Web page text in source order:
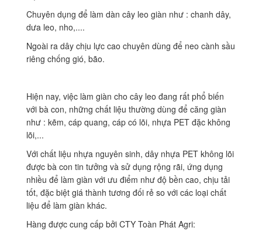
Chuyên dụng để làm dàn cây leo giàn như : chanh dây,
dưa leo, nho,....
Ngoài ra dây chịu lực cao chuyên dùng để neo cành sầu
riêng chống gió, bão.
Hiện nay, việc làm giàn cho cây leo đang rất phổ biến
với bà con, những chất liệu thường dùng để căng giàn
như : kẽm, cáp quang, cáp có lõi, nhựa PET đặc không
lõi,...
Với chất liệu nhựa nguyên sinh, dây nhựa PET không lõi
được bà con tin tưởng và sử dụng rộng rãi, ứng dụng
nhiều để làm giàn với ưu điểm như độ bền cao, chịu tải
tốt, đặc biệt giá thành tương đối rẻ so với các loại chất
liệu để làm giàn khác.
Hàng được cung cấp bởi CTY Toàn Phát Agri: